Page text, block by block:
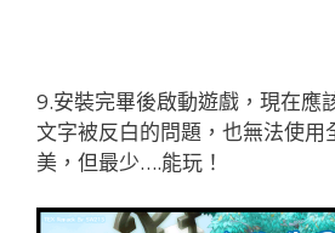
9.安裝完畢後啟動遊戲，現在應
文字被反白的問題，也無法使用
美，但最少….能玩！